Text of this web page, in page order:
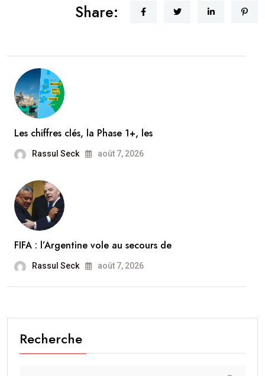
Share:
Les chiffres clés, la Phase 1+, les
Rassul Seck août 7, 2026
FIFA : l’Argentine vole au secours de
Rassul Seck août 7, 2026
Recherche